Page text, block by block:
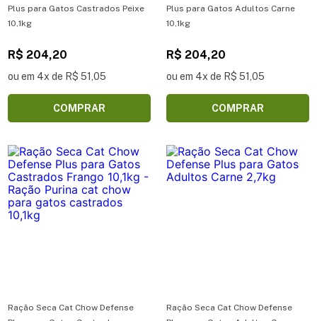
Plus para Gatos Castrados Peixe
10,1kg
R$ 204,20
ou em 4x de R$ 51,05
COMPRAR
Plus para Gatos Adultos Carne
10,1kg
R$ 204,20
ou em 4x de R$ 51,05
COMPRAR
Ração Seca Cat Chow Defense
Ração Seca Cat Chow Defense